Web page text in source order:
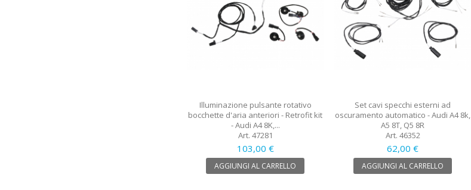
Illuminazione pulsante rotativo
bocchette d'aria anteriori - Retrofit kit
- Audi A4 8K,...
Art. 47281
103,00 €
AGGIUNGI AL CARRELLO
Set cavi specchi esterni ad
oscuramento automatico - Audi A4 8k,
A5 8T, Q5 8R
Art. 46352
62,00 €
AGGIUNGI AL CARRELLO